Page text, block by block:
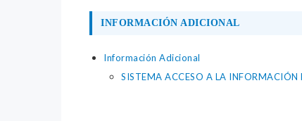
INFORMACIÓN ADICIONAL
Información Adicional
SISTEMA ACCESO A LA INFORMACIÓN